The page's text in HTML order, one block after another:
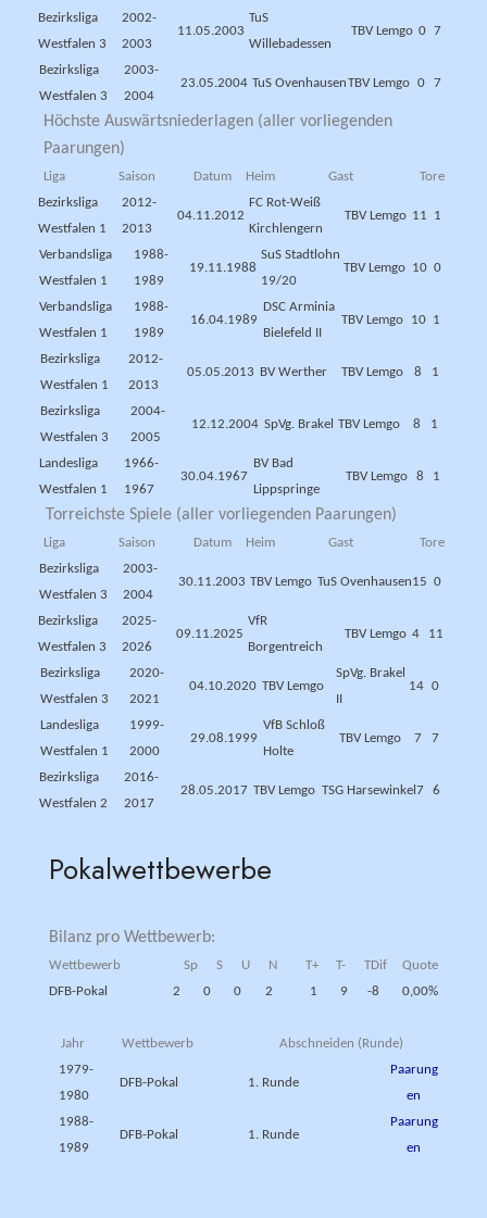
Bezirksliga
Westfalen 3
2002-
2003
11.05.2003
TuS
Willebadessen
TBV Lemgo 0 7
Bezirksliga
Westfalen 3
2003-
2004
23.05.2004 TuS OvenhausenTBV Lemgo 0 7
Höchste Auswärtsniederlagen (aller vorliegenden
Paarungen)
Liga Saison Datum Heim Gast
Tore
Bezirksliga
Westfalen 1
2012-
2013
04.11.2012
FC Rot-Weiß
Kirchlengern
TBV Lemgo 11 1
Verbandsliga
Westfalen 1
1988-
1989
19.11.1988
SuS Stadtlohn
19/20
TBV Lemgo 10 0
Verbandsliga
Westfalen 1
1988-
1989
16.04.1989
DSC Arminia
Bielefeld II
TBV Lemgo 10 1
Bezirksliga
Westfalen 1
2012-
2013
05.05.2013 BV Werther TBV Lemgo 8 1
Bezirksliga
Westfalen 3
2004-
2005
12.12.2004 SpVg. Brakel TBV Lemgo 8 1
Landesliga
Westfalen 1
1966-
1967
30.04.1967
BV Bad
Lippspringe
TBV Lemgo 8 1
Torreichste Spiele (aller vorliegenden Paarungen)
Liga Saison Datum Heim Gast
Tore
Bezirksliga
Westfalen 3
2003-
2004
30.11.2003 TBV Lemgo TuS Ovenhausen15 0
Bezirksliga
Westfalen 3
2025-
2026
09.11.2025
VfR
Borgentreich
TBV Lemgo 4 11
Bezirksliga
Westfalen 3
2020-
2021
04.10.2020 TBV Lemgo
SpVg. Brakel
II
14 0
Landesliga
Westfalen 1
1999-
2000
29.08.1999
VfB Schloß
Holte
TBV Lemgo 7 7
Bezirksliga
Westfalen 2
2016-
2017
28.05.2017 TBV Lemgo TSG Harsewinkel 7 6
Pokalwettbewerbe
Bilanz pro Wettbewerb:
Wettbewerb Sp S U N T+ T- TDif
Quote
DFB-Pokal
2 0 0 2 1 9 -8 0,00%
Jahr Wettbewerb
Abschneiden (Runde)
1979-
1980
DFB-Pokal 1. Runde
Paarung
en
1988-
1989
DFB-Pokal 1. Runde
Paarung
en